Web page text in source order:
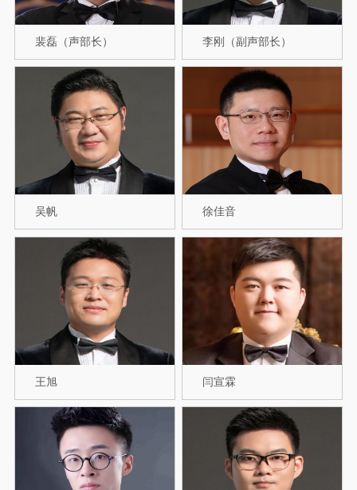
裴磊（声部长） 李刚（副声部长）
吴帆 徐佳音
王旭 闫宣霖